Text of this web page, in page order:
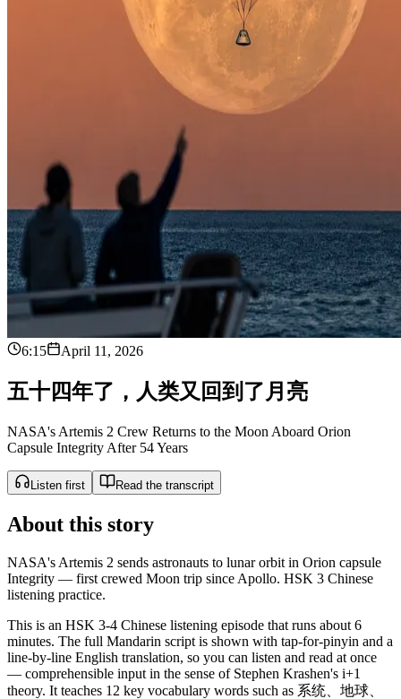
6:15 April 11, 2026
五十四年了 ， 人类又 回到 了 月 亮
NASA's Artemis 2 Crew Returns to the Moon Aboard Orion
Capsule Integrity After 54 Years
Listen first Read the transcript
About this story
NASA's Artemis 2 sends astronauts to lunar orbit in Orion capsule
Integrity — first crewed Moon trip since Apollo. HSK 3 Chinese
listening practice.
This is an HSK 3-4 Chinese listening episode that runs about 6
minutes. The full Mandarin script is shown with tap-for-pinyin and a
line-by-line English translation, so you can listen and read at once
— comprehensible input in the sense of Stephen Krashen's i+1
theory. It teaches 12 key vocabulary words such as 系统、地球、